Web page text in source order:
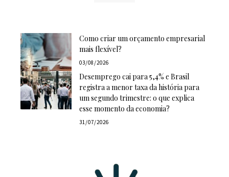
Como criar um orçamento empresarial
mais flexível?
03/08/2026
Desemprego cai para 5,4% e Brasil
registra a menor taxa da história para
um segundo trimestre: o que explica
esse momento da economia?
31/07/2026